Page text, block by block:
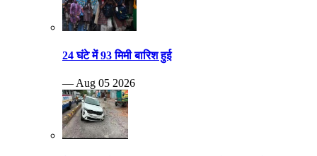
24 घंटे में 93 मिमी बारिश हुई
— Aug 05 2026